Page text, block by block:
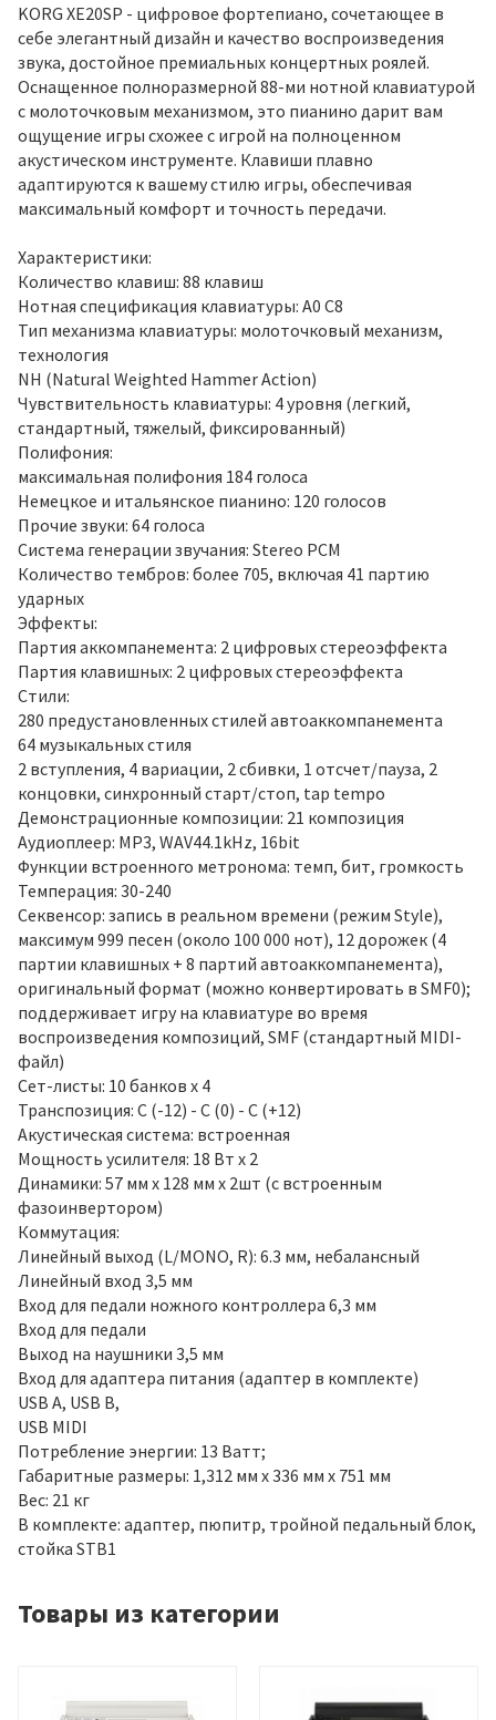
KORG XE20SP - цифровое фортепиано, сочетающее в
себе элегантный дизайн и качество воспроизведения
звука, достойное премиальных концертных роялей.
Оснащенное полноразмерной 88-ми нотной клавиатурой
с молоточковым механизмом, это пианино дарит вам
ощущение игры схожее с игрой на полноценном
акустическом инструменте. Клавиши плавно
адаптируются к вашему стилю игры, обеспечивая
максимальный комфорт и точность передачи.
Характеристики:
Количество клавиш: 88 клавиш
Нотная спецификация клавиатуры: А0 С8
Тип механизма клавиатуры: молоточковый механизм,
технология
NH (Natural Weighted Hammer Action)
Чувствительность клавиатуры: 4 уровня (легкий,
стандартный, тяжелый, фиксированный)
Полифония:
максимальная полифония 184 голоса
Немецкое и итальянское пианино: 120 голосов
Прочие звуки: 64 голоса
Система генерации звучания: Stereo PCM
Количество тембров: более 705, включая 41 партию
ударных
Эффекты:
Партия аккомпанемента: 2 цифровых стереоэффекта
Партия клавишных: 2 цифровых стереоэффекта
Стили:
280 предустановленных стилей автоаккомпанемента
64 музыкальных стиля
2 вступления, 4 вариации, 2 сбивки, 1 отсчет/пауза, 2
концовки, синхронный старт/стоп, tap tempo
Демонстрационные композиции: 21 композиция
Аудиоплеер: MP3, WAV44.1kHz, 16bit
Функции встроенного метронома: темп, бит, громкость
Темперация: 30-240
Секвенсор: запись в реальном времени (режим Style),
максимум 999 песен (около 100 000 нот), 12 дорожек (4
партии клавишных + 8 партий автоаккомпанемента),
оригинальный формат (можно конвертировать в SMF0);
поддерживает игру на клавиатуре во время
воспроизведения композиций, SMF (стандартный MIDI-
файл)
Сет-листы: 10 банков x 4
Транспозиция: C (-12) - C (0) - C (+12)
Акустическая система: встроенная
Мощность усилителя: 18 Вт х 2
Динамики: 57 мм х 128 мм х 2шт (с встроенным
фазоинвертором)
Коммутация:
Линейный выход (L/MONO, R): 6.3 мм, небалансный
Линейный вход 3,5 мм
Вход для педали ножного контроллера 6,3 мм
Вход для педали
Выход на наушники 3,5 мм
Вход для адаптера питания (адаптер в комплекте)
USB A, USB B,
USB MIDI
Потребление энергии: 13 Ватт;
Габаритные размеры: 1,312 мм х 336 мм х 751 мм
Вес: 21 кг
В комплекте: адаптер, пюпитр, тройной педальный блок,
стойка STB1
Товары из категории